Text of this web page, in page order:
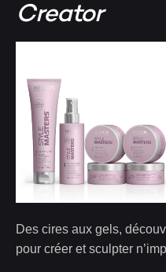
Creator
Des cires aux gels,
pour créer et sculpter